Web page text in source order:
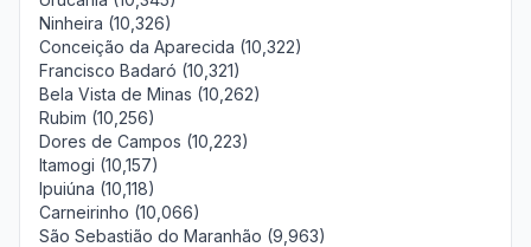
Ninheira (10,326)
Conceição da Aparecida (10,322)
Francisco Badaró (10,321)
Bela Vista de Minas (10,262)
Rubim (10,256)
Dores de Campos (10,223)
Itamogi (10,157)
Ipuiúna (10,118)
Carneirinho (10,066)
São Sebastião do Maranhão (9,963)